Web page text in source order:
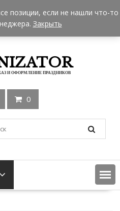
zakaz@ballonizator.ru
Часы работы: 9:00 - 22:00
И ОФОРМЛЕНИЕ ПРАЗДНИКОВ
0
позиции, если не нашли что-то
Закрыть